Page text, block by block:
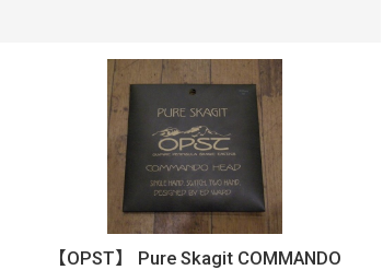
【OPST】 Pure Skagit COMMANDO